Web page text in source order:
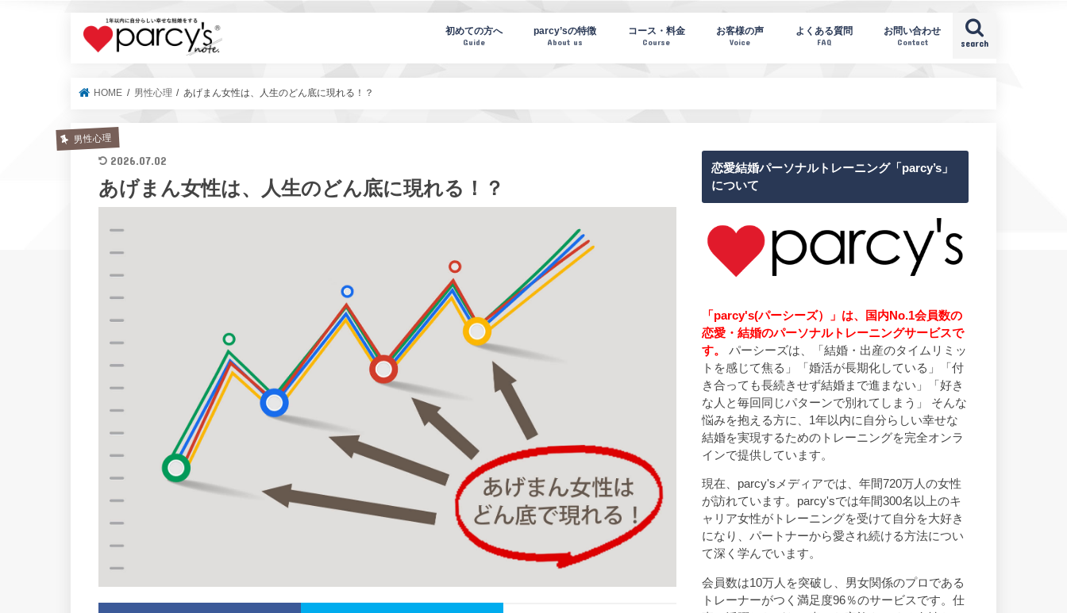
parcy's note(パーシーズノート) search
初めての方へ
Guide
parcy’sの特徴
About us
コース・料金
Course
お客様の声
Voice
よくある質問
FAQ
お問い合わせ
Contact
HOME 男性心理 あげまん女性は、人生のどん底に現れる！？
男性心理
2026.07.02
あげまん女性は、人生のどん底に現れる！？
恋愛結婚パーソナルトレーニング「parcy’s」
について
「parcy's(パーシーズ）」は、国内No.1会員数の
恋愛・結婚のパーソナルトレーニングサービスで
す。
パーシーズは、「結婚・出産のタイムリミッ
トを感じて焦る」「婚活が長期化している」「付
き合っても長続きせず結婚まで進まない」「好き
な人と毎回同じパターンで別れてしまう」 そんな
悩みを抱える方に、1年以内に自分らしい幸せな
結婚を実現するためのトレーニングを完全オンラ
インで提供しています。
現在、parcy'sメディアでは、年間720万人の女性
が訪れています。parcy'sでは年間300名以上のキ
ャリア女性がトレーニングを受けて自分を大好き
になり、パートナーから愛され続ける方法につい
て深く学んでいます。
会員数は10万人を突破し、男女関係のプロである
トレーナーがつく満足度96％のサービスです。仕